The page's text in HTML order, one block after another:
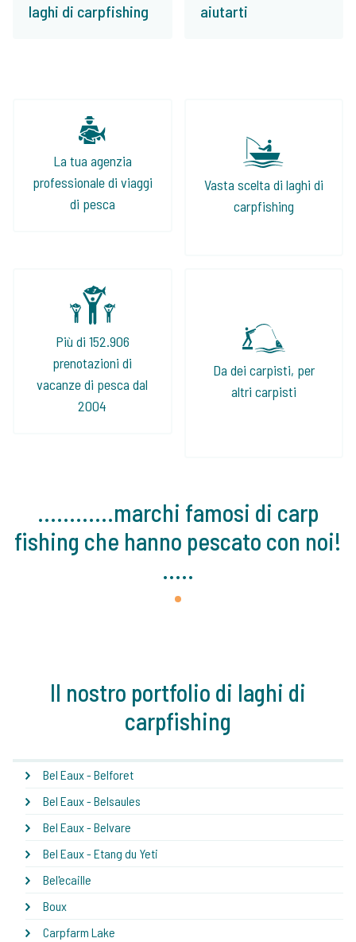
laghi di carpfishing
aiutarti
La tua agenzia
professionale di viaggi
di pesca
Vasta scelta di laghi di
carpfishing
Più di 152.906
prenotazioni di
vacanze di pesca dal
2004
Da dei carpisti, per
altri carpisti
............marchi famosi di carp
fishing che hanno pescato con noi!
.....
1
Il nostro portfolio di laghi di
carpfishing
Bel Eaux - Belforet
Bel Eaux - Belsaules
Bel Eaux - Belvare
Bel Eaux - Etang du Yeti
Bel'ecaille
Boux
Carpfarm Lake